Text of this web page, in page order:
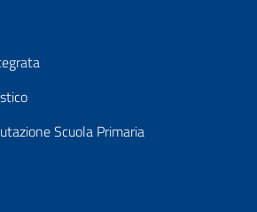
Scuola Primaria